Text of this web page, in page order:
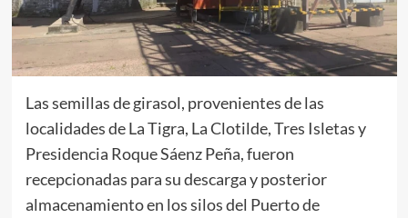
Las semillas de girasol, provenientes de las
localidades de La Tigra, La Clotilde, Tres Isletas y
Presidencia Roque Sáenz Peña, fueron
recepcionadas para su descarga y posterior
almacenamiento en los silos del Puerto de